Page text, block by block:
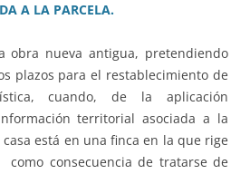
A LA PARCELA.
obra nueva antigua, pretendiendo
plazos para el restablecimiento de
cuando, de la aplicación
territorial asociada a la
está en una finca en la que rige
consecuencia de tratarse de